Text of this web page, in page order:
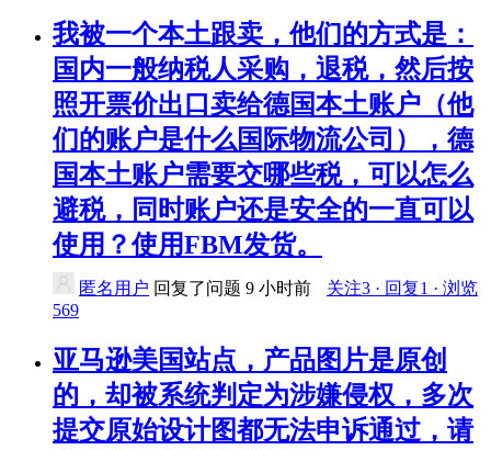
我被一个本土跟卖，他们的方式是：
国内一般纳税人采购，退税，然后按
照开票价出口卖给德国本土账户（他
们的账户是什么国际物流公司），德
国本土账户需要交哪些税，可以怎么
避税，同时账户还是安全的一直可以
使用？使用FBM发货。
匿名用户 回复了问题 9 小时前
关注3 · 回复1 · 浏览
569
亚马逊美国站点，产品图片是原创
的，却被系统判定为涉嫌侵权，多次
提交原始设计图都无法申诉通过，请